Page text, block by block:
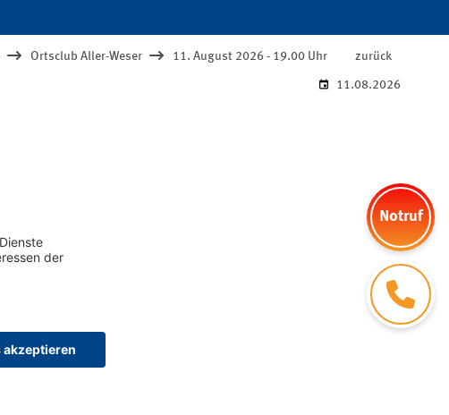
Ortsclub Aller-Weser 11. August 2026 - 19.00 Uhr zurück
11.08.2026
Notruf
Kontakt